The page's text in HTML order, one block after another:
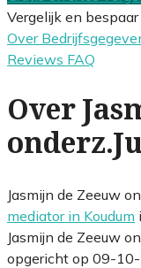
Vergelijk en
Over
Reviews FAQ
Over
Jasmijn de Zeeuw
mediator in Koudum
Jasmijn de Zeeuw
opgericht op 09-10-